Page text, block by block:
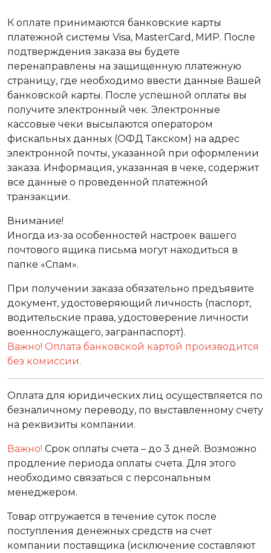
К оплате принимаются банковские карты
платежной системы Visa, MasterCard, МИР. После
подтверждения заказа вы будете
перенаправлены на защищенную платежную
страницу, где необходимо ввести данные Вашей
банковской карты. После успешной оплаты вы
получите электронный чек. Электронные
кассовые чеки высылаются оператором
фискальных данных (ОФД Такском) на адрес
электронной почты, указанной при оформлении
заказа. Информация, указанная в чеке, содержит
все данные о проведенной платежной
транзакции.
Внимание!
Иногда из-за особенностей настроек вашего
почтового ящика письма могут находиться в
папке «Спам».
При получении заказа обязательно предъявите
документ, удостоверяющий личность (паспорт,
водительские права, удостоверение личности
военнослужащего, загранпаспорт).
Важно! Оплата банковской картой производится
без комиссии.
Оплата для юридических лиц осуществляется по
безналичному переводу, по выставленному счету
на реквизиты компании.
Важно! Срок оплаты счета – до 3 дней. Возможно
продление периода оплаты счета. Для этого
необходимо связаться с персональным
менеджером.
Товар отгружается в течение суток после
поступления денежных средств на счет
компании поставщика (исключение составляют